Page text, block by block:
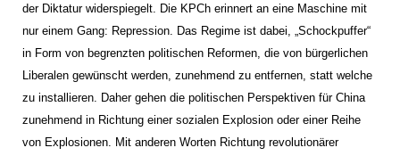
der Diktatur widerspiegelt. Die KPCh erinnert an eine Maschine mit
nur einem Gang: Repression. Das Regime ist dabei, „Schockpuffer“
in Form von begrenzten politischen Reformen, die von bürgerlichen
Liberalen gewünscht werden, zunehmend zu entfernen, statt welche
zu installieren. Daher gehen die politischen Perspektiven für China
zunehmend in Richtung einer sozialen Explosion oder einer Reihe
von Explosionen. Mit anderen Worten Richtung revolutionärer